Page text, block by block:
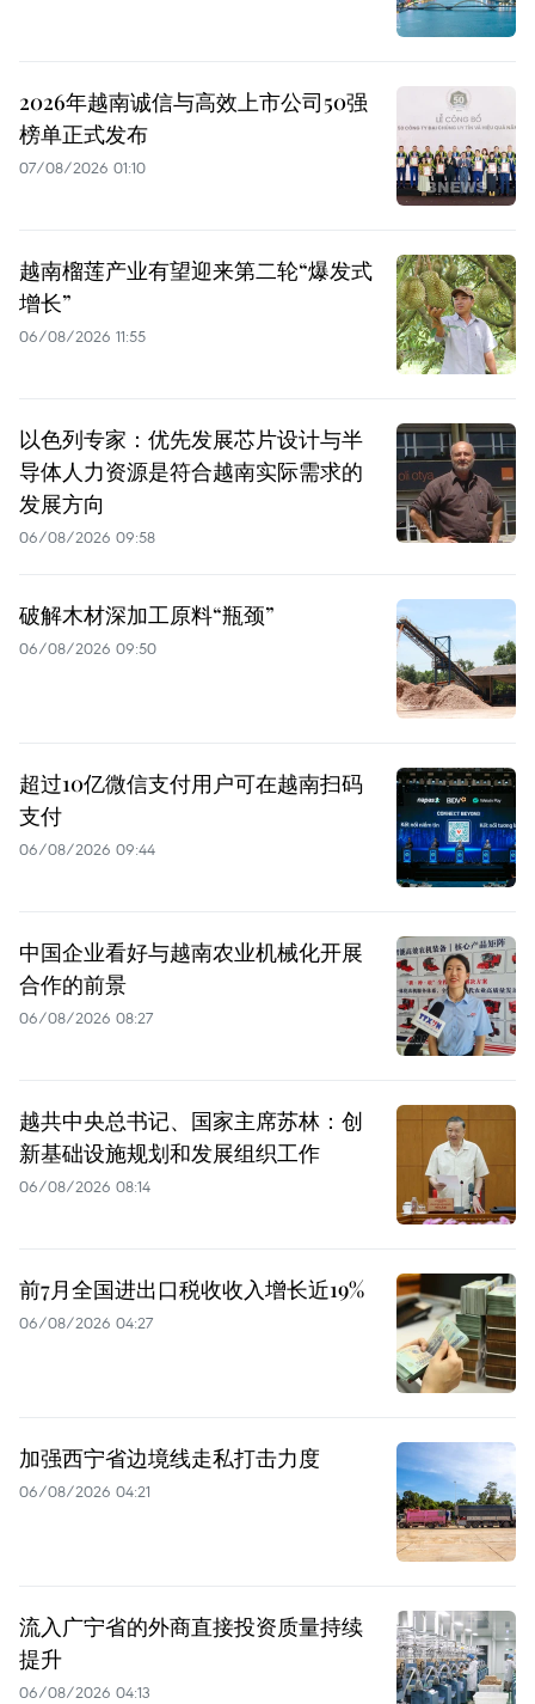
2026年越南诚信与高效上市公司50强
榜单正式发布
07/08/2026 01:10
越南榴莲产业有望迎来第二轮“爆发式
增长”
06/08/2026 11:55
以色列专家：优先发展芯片设计与半
导体人力资源是符合越南实际需求的
发展方向
06/08/2026 09:58
破解木材深加工原料“瓶颈”
06/08/2026 09:50
超过10亿微信支付用户可在越南扫码
支付
06/08/2026 09:44
中国企业看好与越南农业机械化开展
合作的前景
06/08/2026 08:27
越共中央总书记、国家主席苏林：创
新基础设施规划和发展组织工作
06/08/2026 08:14
前7月全国进出口税收收入增长近19%
06/08/2026 04:27
加强西宁省边境线走私打击力度
06/08/2026 04:21
流入广宁省的外商直接投资质量持续
提升
06/08/2026 04:13